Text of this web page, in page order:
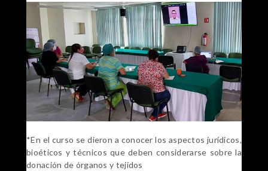
*En el curso se dieron a conocer los aspectos jurídicos,
bioéticos y técnicos que deben considerarse sobre la
donación de órganos y tejidos